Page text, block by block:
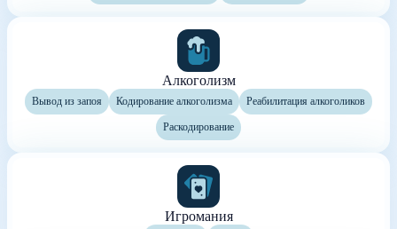
Алкоголизм
Вывод из запоя Кодирование алкоголизма Реабилитация алкоголиков
Раскодирование
Игромания